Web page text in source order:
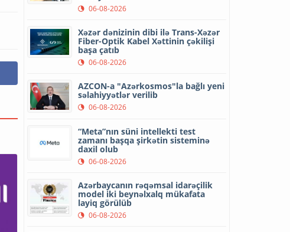
06-08-2026
Xəzər dənizinin dibi ilə Trans-Xəzər
Fiber-Optik Kabel Xəttinin çəkilişi
başa çatıb
06-08-2026
AZCON-a "Azərkosmos"la bağlı yeni
səlahiyyətlər verilib
06-08-2026
“Meta”nın süni intellekti test
zamanı başqa şirkətin sisteminə
daxil olub
06-08-2026
Azərbaycanın rəqəmsal idarəçilik
model iki beynəlxalq mükafata
layiq görülüb
06-08-2026